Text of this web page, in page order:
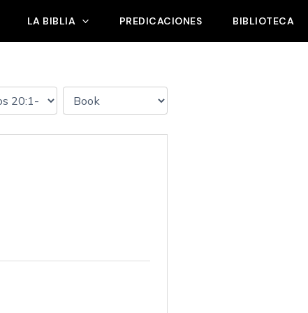
LA BIBLIA PREDICACIONES BIBLIOTECA